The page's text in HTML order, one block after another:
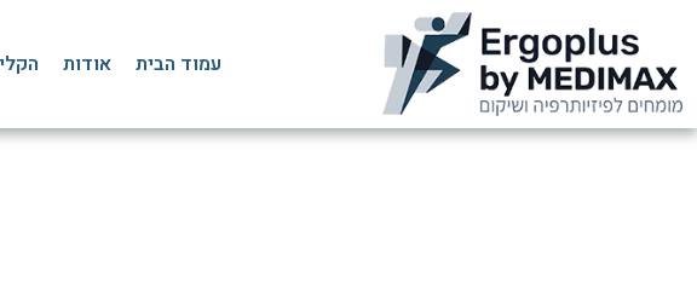
עמוד הבית אודות